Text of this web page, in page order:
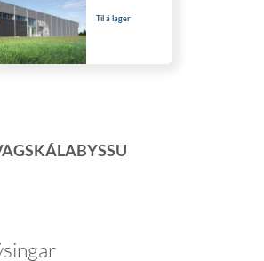
Til á lager